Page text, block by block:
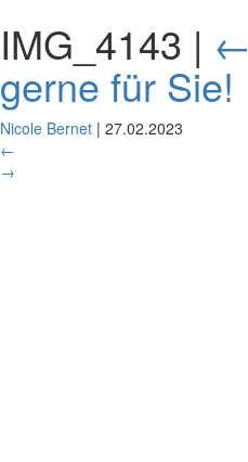
IMG_4143 | ←
gerne für Sie!
Nicole Bernet | 27.02.2023
←
→